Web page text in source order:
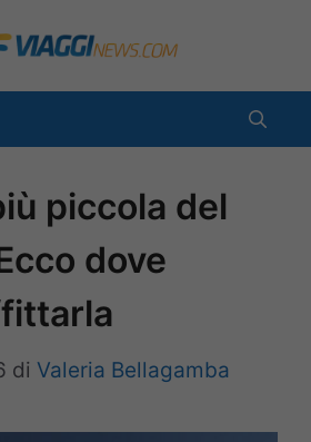
piccola del
dove
di Valeria Bellagamba